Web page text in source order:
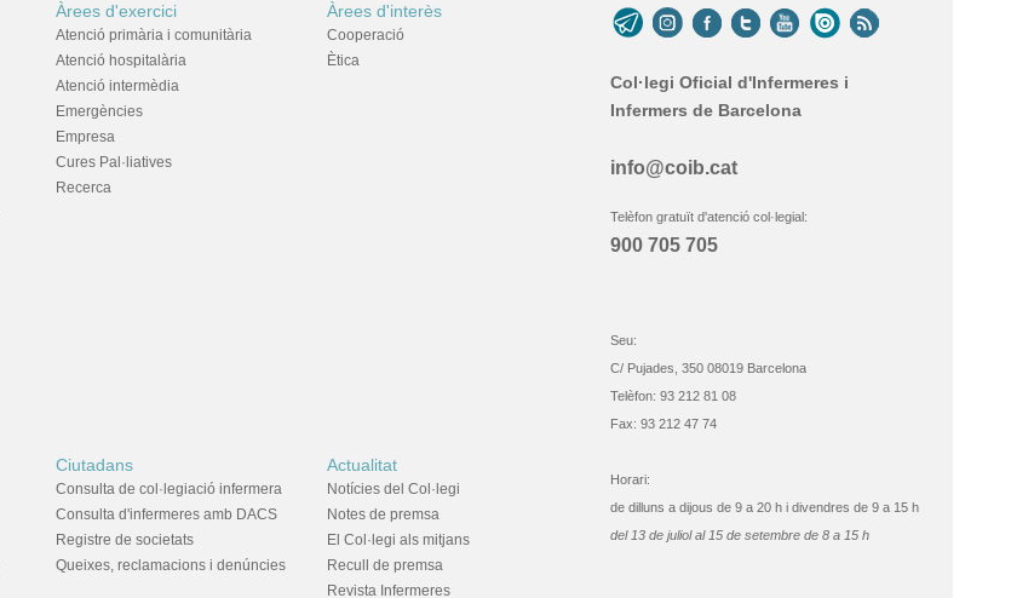
Àrees d'exercici
Atenció primària i comunitària
Atenció hospitalària
Atenció intermèdia
Emergències
Empresa
Cures Pal·liatives
Recerca
Àrees d'interès
Cooperació
Ètica
Ciutadans
Consulta de col·legiació infermera
Consulta d'infermeres amb DACS
Registre de societats
Queixes, reclamacions i denúncies
Actualitat
Notícies del Col·legi
Notes de premsa
El Col·legi als mitjans
Recull de premsa
Revista Infermeres
Col·legi Oficial d'Infermeres i
Infermers de Barcelona
info@coib.cat
Telèfon gratuït d'atenció col·legial:
900 705 705
Seu:
C/ Pujades, 350 08019 Barcelona
Telèfon: 93 212 81 08
Fax: 93 212 47 74
Horari:
de dilluns a dijous de 9 a 20 h i divendres de 9 a 15 h
del 13 de juliol al 15 de setembre de 8 a 15 h